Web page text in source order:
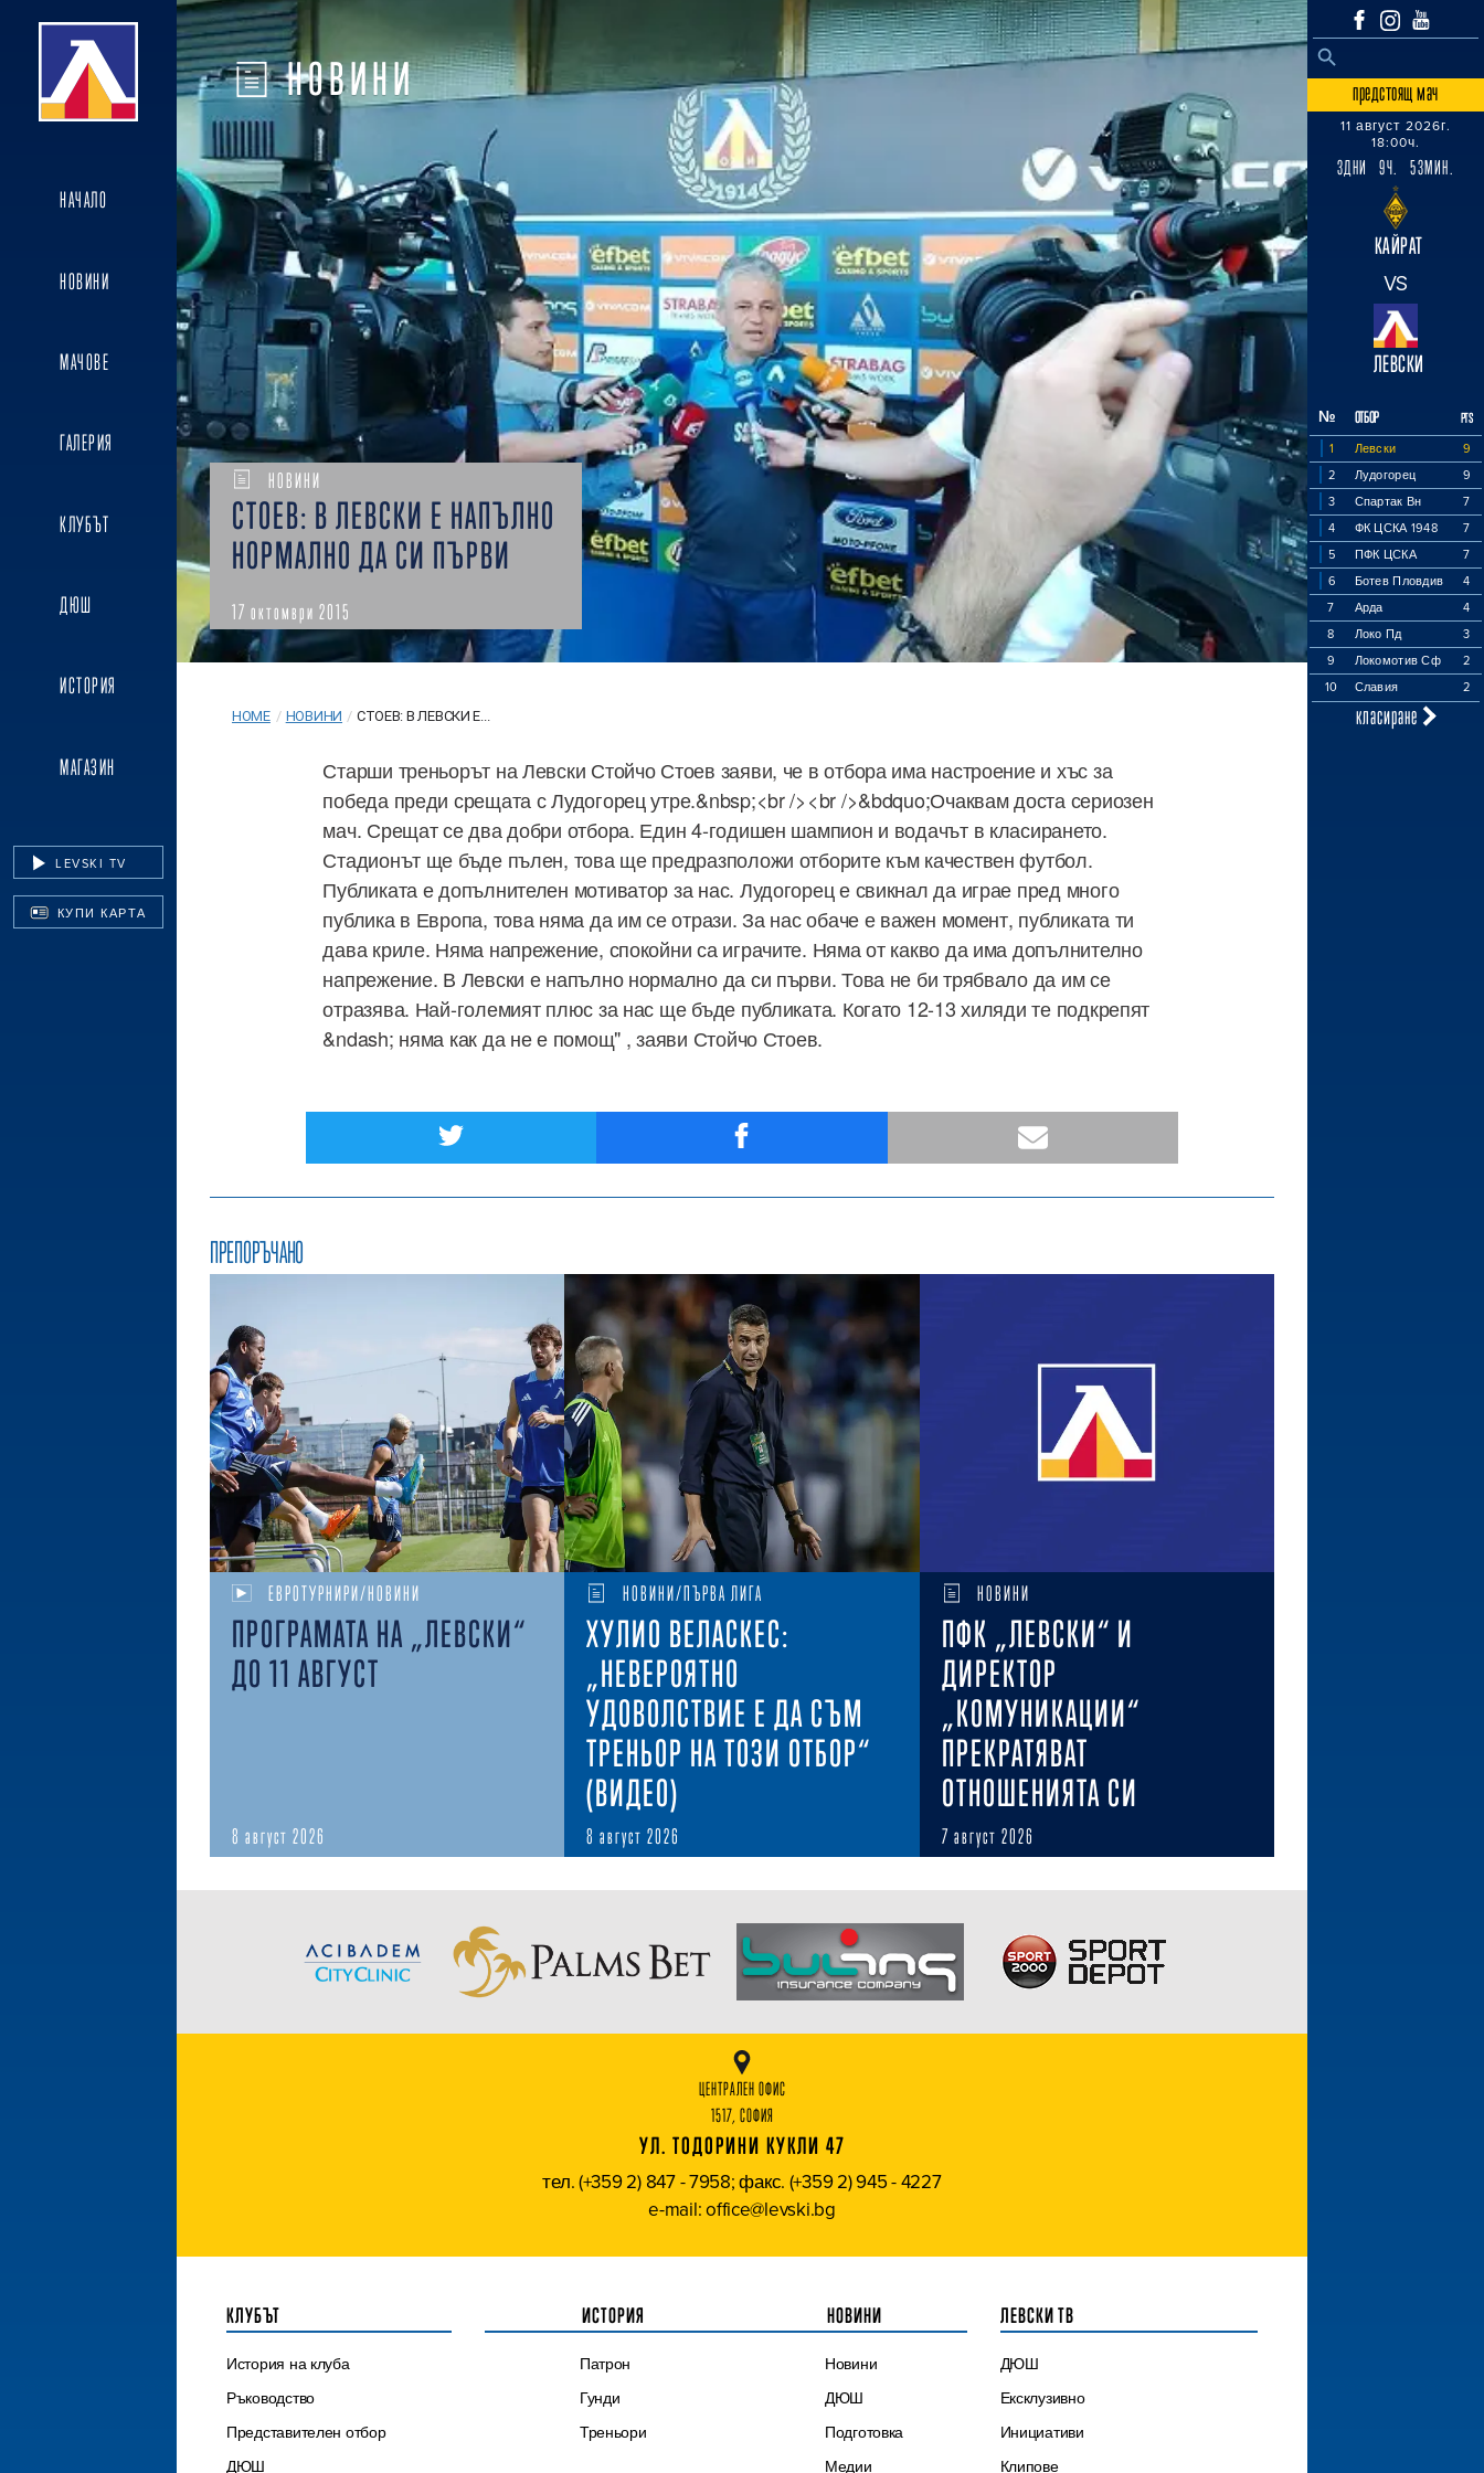
НАЧАЛО
НОВИНИ
МАЧОВЕ
ГАЛЕРИЯ
КЛУБЪТ
ДЮШ
ИСТОРИЯ
МАГАЗИН
LEVSKI TV
КУПИ КАРТА
Search
SEARCH BUTTON
предстоящ мач
11 август 2026г.
18:00ч.
3ДНИ 9Ч. 53МИН.
КАЙРАТ
VS
ЛЕВСКИ
№ ОТБОР PTS
1 Левски
9
2
Лудогорец
9
3
Спартак Вн
7
4
ФК ЦСКА 1948
7
5
ПФК ЦСКА
7
6
Ботев Пловдив
4
7
Арда
4
8
Локо Пд
3
9
Локомотив Сф
2
10
Славия 2
класиране
НОВИНИ
НОВИНИ
СТОЕВ: В ЛЕВСКИ Е НАПЪЛНО
НОРМАЛНО ДА СИ ПЪРВИ
17 октомври 2015
HOME / НОВИНИ / СТОЕВ: В ЛЕВСКИ Е...
Старши треньорът на Левски Стойчо Стоев заяви, че в отбора има настроение и хъс за
победа преди срещата с Лудогорец утре.&nbsp;<br /><br />&bdquo;Очаквам доста сериозен
мач. Срещат се два добри отбора. Един 4-годишен шампион и водачът в класирането.
Стадионът ще бъде пълен, това ще предразположи отборите към качествен футбол.
Публиката е допълнителен мотиватор за нас. Лудогорец е свикнал да играе пред много
публика в Европа, това няма да им се отрази. За нас обаче е важен момент, публиката ти
дава криле. Няма напрежение, спокойни са играчите. Няма от какво да има допълнително
напрежение. В Левски е напълно нормално да си първи. Това не би трябвало да им се
отразява. Най-големият плюс за нас ще бъде публиката. Когато 12-13 хиляди те подкрепят
&ndash; няма как да не е помощ" , заяви Стойчо Стоев.
ПРЕПОРЪЧАНО
ЕВРОТУРНИРИ/НОВИНИ
ПРОГРАМАТА НА „ЛЕВСКИ“
ДО 11 АВГУСТ
8 август 2026
НОВИНИ/ПЪРВА ЛИГА
ХУЛИО ВЕЛАСКЕС:
„НЕВЕРОЯТНО
УДОВОЛСТВИЕ Е ДА СЪМ
ТРЕНЬОР НА ТОЗИ ОТБОР“
(ВИДЕО)
8 август 2026
НОВИНИ
ПФК „ЛЕВСКИ“ И
ДИРЕКТОР
„КОМУНИКАЦИИ“
ПРЕКРАТЯВАТ
ОТНОШЕНИЯТА СИ
7 август 2026
ЦЕНТРАЛЕН ОФИС
1517, СОФИЯ
УЛ. ТОДОРИНИ КУКЛИ 47
тел. (+359 2) 847 - 7958; факс. (+359 2) 945 - 4227
e-mail: office@levski.bg
КЛУБЪТ
История на клуба
Ръководство
Представителен отбор
ДЮШ
ИСТОРИЯ
Патрон
Гунди
Треньори
НОВИНИ
Новини
ДЮШ
Подготовка
Медии
ЛЕВСКИ ТВ
ДЮШ
Ексклузивно
Инициативи
Клипове